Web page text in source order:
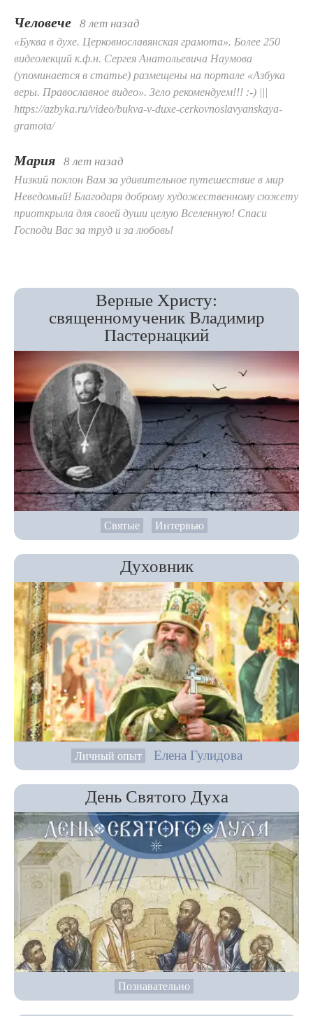
Человече 8 лет назад
«Буква в духе. Церковнославянская грамота». Более 250
видеолекций к.ф.н. Сергея Анатольевича Наумова
(упоминается в статье) размещены на портале «Азбука
веры. Православное видео». Зело рекомендуем!!! :-) |||
https://azbyka.ru/video/bukva-v-duxe-cerkovnoslavyanskaya-
gramota/
Мария 8 лет назад
Низкий поклон Вам за удивительное путешествие в мир
Неведомый! Благодаря доброму художественному сюжету
приоткрыла для своей души целую Вселенную! Спаси
Господи Вас за труд и за любовь!
Верные Христу:
священномученик Владимир
Пастернацкий
Святые Интервью
Духовник
Личный опыт Елена Гулидова
День Святого Духа
Познавательно